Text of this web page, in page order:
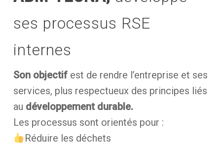
ses processus RSE
internes
Son objectifest de rendre l’entreprise et ses
services, plus respectueux des principes liés
au développement durable.
Les processus sont orientés pour :
Réduire les déchets